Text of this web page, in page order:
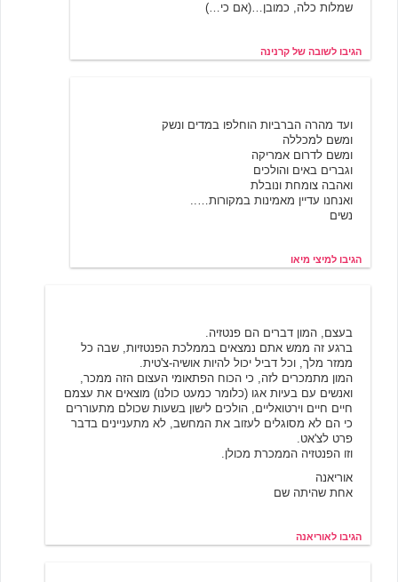
שמלות כלה, כמובן…(אם כי…)
הגיבו לשובה של קרנינה
ועד מהרה הברביות הוחלפו במדים ונשק
ומשם למכללה
ומשם לדרום אמריקה
וגברים באים והולכים
ואהבה צומחת ונובלת
ואנחנו עדיין מאמינות במקורות…..
נשים
הגיבו למיצי מיאו
בעצם, המון דברים הם פנטזיה.
ברגע זה ממש אתם נמצאים בממלכת הפנטזיות, שבה כל
ממזר מלך, וכל דביל יכול להיות אושיה-צ'טית.
המון מתמכרים לזה, כי הכוח הפתאומי העצום הזה ממכר,
ואנשים עם בעיות אגו (כלומר כמעט כולנו) מוצאים את עצמם
חיים חיים וירטואליים, הולכים לישון בשעות שכולם מתעוררים
כי הם לא מסוגלים לעזוב את המחשב, לא מתעניינים בדבר
פרט לצ'אט.
וזו הפנטזיה הממכרת מכולן.
אוריאנה
אחת שהיתה שם
הגיבו לאוריאנה